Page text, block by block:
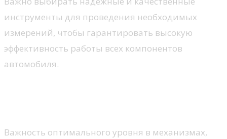
инструменты для проведения необходимых
измерений, чтобы гарантировать высокую
эффективность работы всех компонентов
автомобиля.
Важность оптимального уровня в механизмах,